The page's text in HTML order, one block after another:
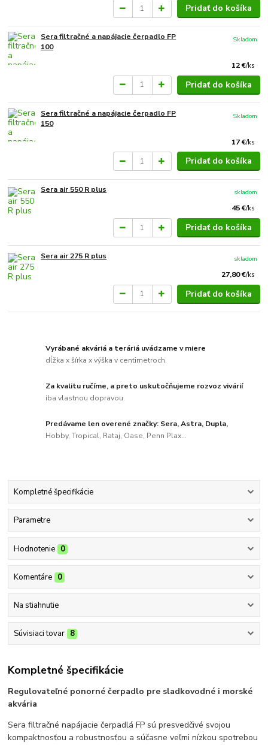
Pridať do košíka
Sera filtračné a napájacie čerpadlo FP
100
12 €/ks
Skladom
Pridať do košíka
Sera filtračné a napájacie čerpadlo FP
150
17 €/ks
Skladom
Pridať do košíka
Sera air 550 R plus
45 €/ks
skladom
Pridať do košíka
Sera air 275 R plus
27,80 €/ks
skladom
Pridať do košíka
Vyrábané akváriá a teráriá uvádzame v miere
dĺžka x šírka x výška v centimetroch.
Za kvalitu ručíme, a preto uskutočňujeme rozvoz vivárií
iba vlastnou dopravou.
Predávame len overené značky: Sera, Astra, Dupla,
Hobby, Tropical, Rataj, Oase, Penn Plax...
Kompletné špecifikácie
Parametre
Hodnotenie 0
Komentáre 0
Na stiahnutie
Súvisiaci tovar 8
Kompletné špecifikácie
Regulovateľné ponorné čerpadlo pre sladkovodné i morské
akvária
Sera filtračné napájacie čerpadlá FP sú presvedčivé svojou
kompaktnosťou a robustnosťou a súčasne veľmi nízkou spotrebou